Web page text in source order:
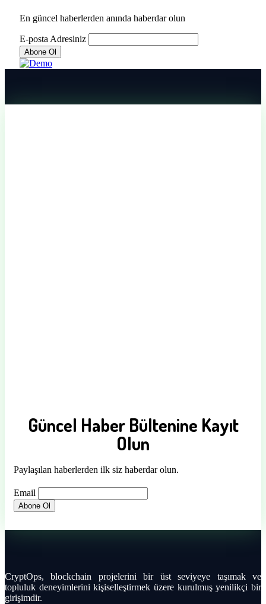
En güncel haberlerden anında haberdar olun
E-posta Adresiniz
Güncel Haber Bültenine Kayıt
Olun
Paylaşılan haberlerden ilk siz haberdar olun.
Email
CryptOps, blockchain projelerini bir üst seviyeye taşımak ve
topluluk deneyimlerini kişiselleştirmek üzere kurulmuş yenilikçi bir
girişimdir.